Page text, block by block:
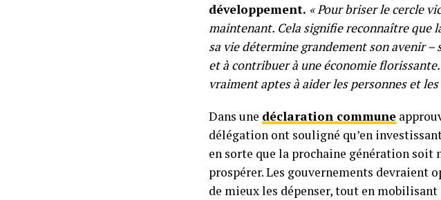
développement. « Pour briser le cercle
maintenant. Cela signifie reconnaître que
sa vie détermine grandement son avenir
et à contribuer à une économie
vraiment aptes à aider les personnes et
Dans une déclaration commune
délégation ont souligné qu’en
en sorte que la prochaine génération soit
prospérer. Les gouvernements devraient
de mieux les dépenser, tout en